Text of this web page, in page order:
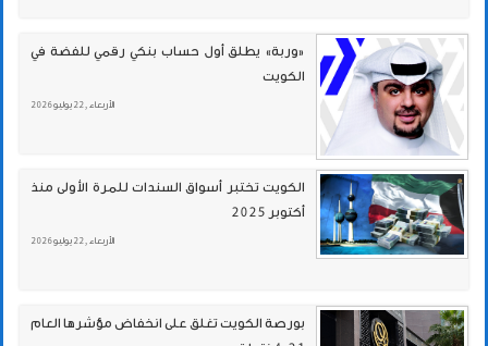
«وربة» يطلق أول حساب بنكي رقمي للفضة في
الكويت
الأربعاء , 22 يوليو 2026
الكويت تختبر أسواق السندات للمرة الأولى منذ
أكتوبر 2025
الأربعاء , 22 يوليو 2026
بورصة الكويت تغلق على انخفاض مؤشرها العام